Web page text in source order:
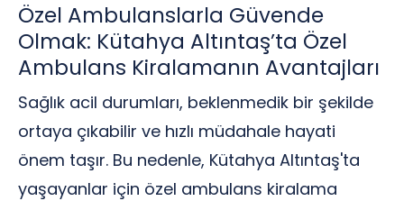
Özel Ambulanslarla Güvende
Olmak: Kütahya Altıntaş’ta Özel
Ambulans Kiralamanın Avantajları
Sağlık acil durumları, beklenmedik bir şekilde
ortaya çıkabilir ve hızlı müdahale hayati
önem taşır. Bu nedenle, Kütahya Altıntaş'ta
yaşayanlar için özel ambulans kiralama